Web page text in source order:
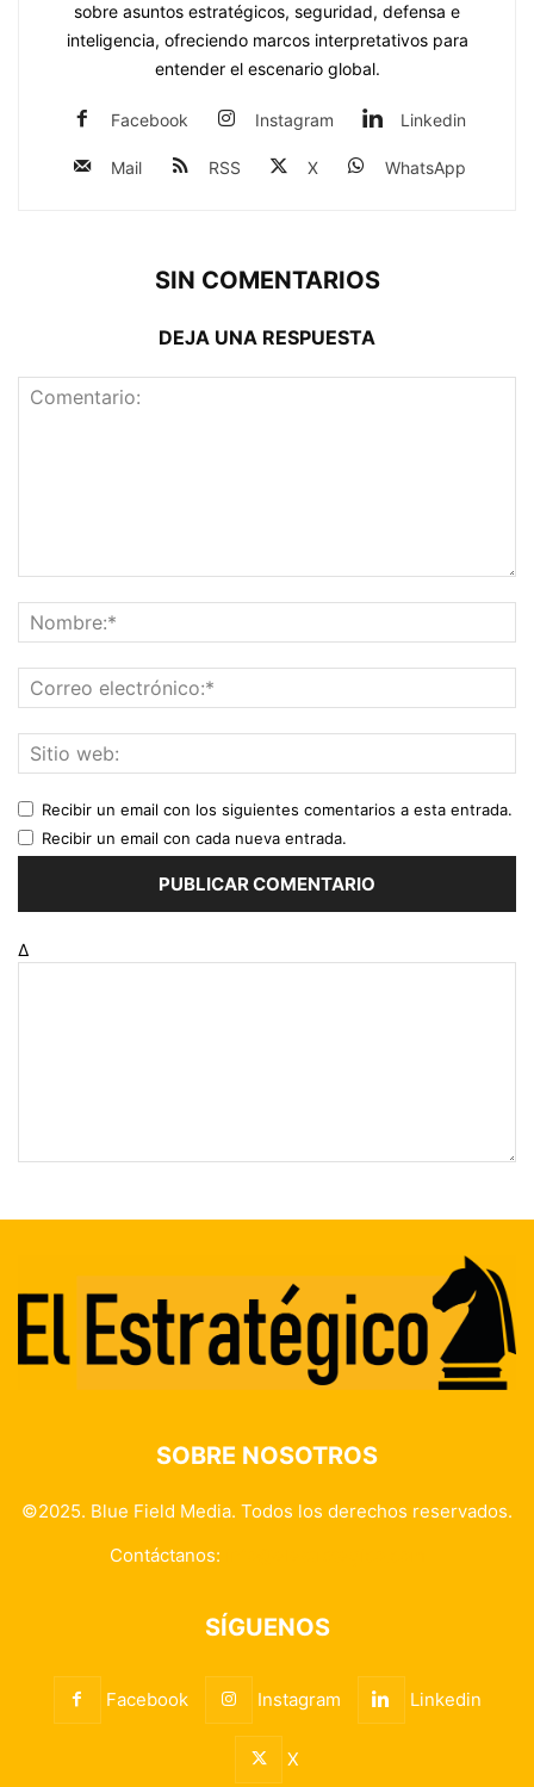
sobre asuntos estratégicos, seguridad, defensa e
inteligencia, ofreciendo marcos interpretativos para
entender el escenario global.
Facebook Instagram Linkedin
Mail RSS X WhatsApp
SIN COMENTARIOS
DEJA UNA RESPUESTA
Recibir un email con los siguientes comentarios a esta entrada.
Recibir un email con cada nueva entrada.
Δ
SOBRE NOSOTROS
©2025. Blue Field Media. Todos los derechos reservados.
Contáctanos:
SÍGUENOS
Facebook Instagram Linkedin
X